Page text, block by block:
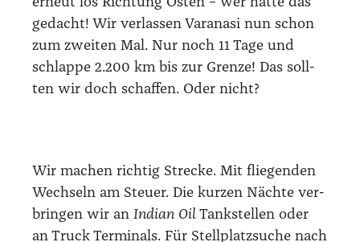
gedacht! Wir ver­las­sen Var­a­na­si nun schon
zum zwei­ten Mal. Nur noch 11 Tage und
schlap­pe 2.200 km bis zur Gren­ze! Das soll­
ten wir doch schaf­fen. Oder nicht?
Wir machen rich­tig Stre­cke. Mit flie­gen­den
Wech­seln am Steu­er. Die kur­zen Näch­te ver­
brin­gen wir an Indi­an Oil Tank­stel­len oder
an Truck Ter­mi­nals. Für Stell­platz­su­che nach